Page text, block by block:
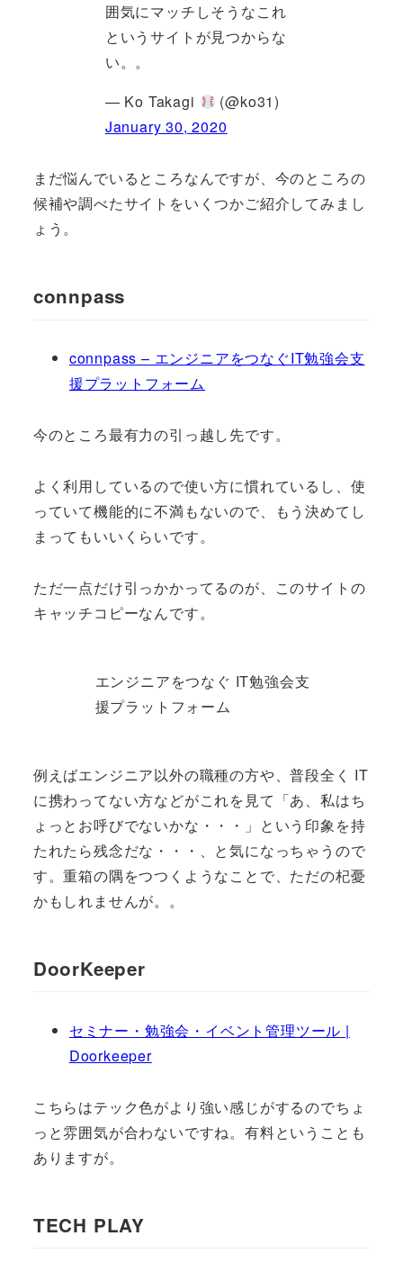
囲気にマッチしそうなこれ
というサイトが見つからな
い。。
— Ko Takagi
(@ko31)
January 30, 2020
まだ悩んでいるところなんですが、今のところの
候補や調べたサイトをいくつかご紹介してみまし
ょう。
connpass
connpass – エンジニアをつなぐIT勉強会支
援プラットフォーム
今のところ最有力の引っ越し先です。
よく利用しているので使い方に慣れているし、使
っていて機能的に不満もないので、もう決めてし
まってもいいくらいです。
ただ一点だけ引っかかってるのが、このサイトの
キャッチコピーなんです。
エンジニアをつなぐ IT勉強会支
援プラットフォーム
例えばエンジニア以外の職種の方や、普段全く IT
に携わってない方などがこれを見て「あ、私はち
ょっとお呼びでないかな・・・」という印象を持
たれたら残念だな・・・、と気になっちゃうので
す。重箱の隅をつつくようなことで、ただの杞憂
かもしれませんが。。
DoorKeeper
セミナー・勉強会・イベント管理ツール |
Doorkeeper
こちらはテック色がより強い感じがするのでちょ
っと雰囲気が合わないですね。有料ということも
ありますが。
TECH PLAY